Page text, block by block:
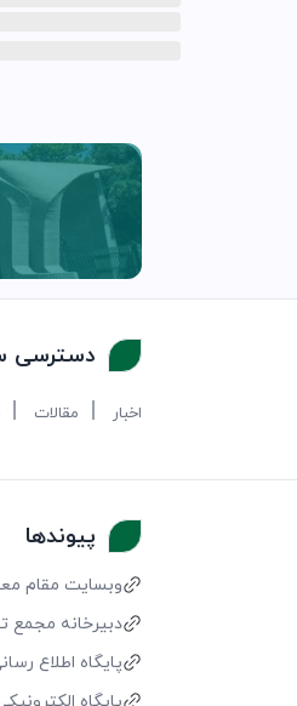
دسترسی
اخبار مقالات
پیوندها
وبسایت مقام
دبیرخانه
پایگاه اطلاع